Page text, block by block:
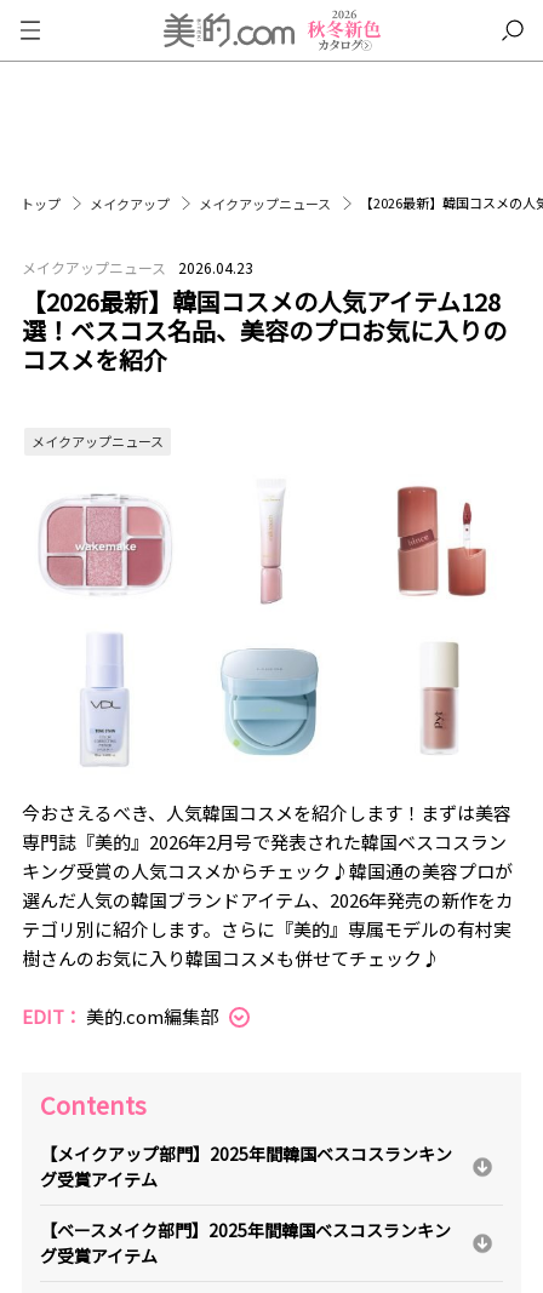
トップ メイクアップ メイクアップニュース 【2026最新】韓国コスメの
メイクアップニュース 2026.04.23
【2026最新】韓国コスメの人気アイテム128
選！ベスコス名品、美容のプロお気に入りの
コスメを紹介
メイクアップニュース
今おさえるべき、人気韓国コスメを紹介します！まずは美容
専門誌『美的』2026年2月号で発表された韓国ベスコスラン
キング受賞の人気コスメからチェック♪韓国通の美容プロが
選んだ人気の韓国ブランドアイテム、2026年発売の新作をカ
テゴリ別に紹介します。さらに『美的』専属モデルの有村実
樹さんのお気に入り韓国コスメも併せてチェック♪
EDIT： 美的.com編集部
Contents
【メイクアップ部門】2025年間韓国ベスコスランキン
グ受賞アイテム
【ベースメイク部門】2025年間韓国ベスコスランキン
グ受賞アイテム